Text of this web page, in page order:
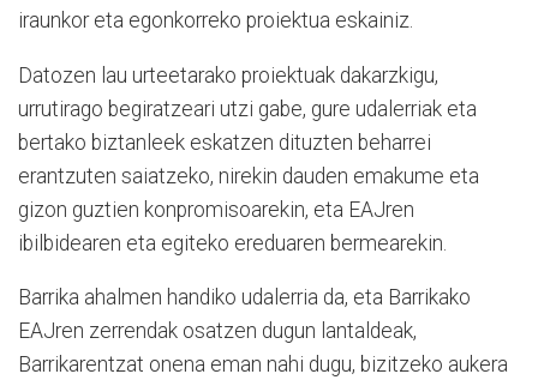
iraunkor eta egonkorreko proiektua eskainiz.
Datozen lau urteetarako proiektuak dakarzkigu,
urrutirago begiratzeari utzi gabe, gure udalerriak eta
bertako biztanleek eskatzen dituzten beharrei
erantzuten saiatzeko, nirekin dauden emakume eta
gizon guztien konpromisoarekin, eta EAJren
ibilbidearen eta egiteko ereduaren bermearekin.
Barrika ahalmen handiko udalerria da, eta Barrikako
EAJren zerrendak osatzen dugun lantaldeak,
Barrikarentzat onena eman nahi dugu, bizitzeko aukera